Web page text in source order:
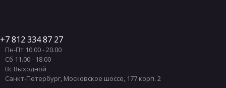
7 812 334 87 27
Пн-Пт 10.00 - 20.00
Сб 11.00 - 18.00
Вс Выходной
Санкт-Петербург, Московское шоссе, 177 корп. 2